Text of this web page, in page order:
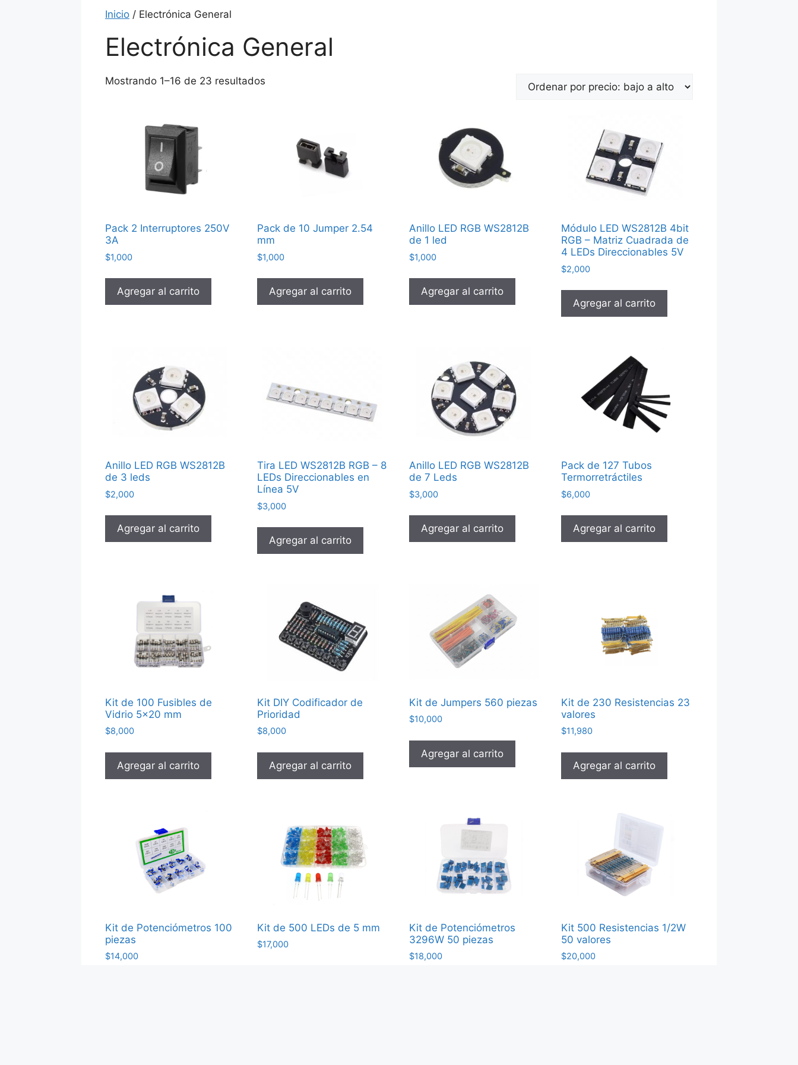
Inicio / Electrónica General
Electrónica General
Mostrando 1–16 de 23 resultados
Pack 2 Interruptores 250V
3A
$1,000
Agregar al carrito
Pack de 10 Jumper 2.54
mm
$1,000
Agregar al carrito
Anillo LED RGB WS2812B
de 1 led
$1,000
Agregar al carrito
Módulo LED WS2812B 4bit
RGB – Matriz Cuadrada de
4 LEDs Direccionables 5V
$2,000
Agregar al carrito
Anillo LED RGB WS2812B
de 3 leds
$2,000
Agregar al carrito
Tira LED WS2812B RGB – 8
LEDs Direccionables en
Línea 5V
$3,000
Agregar al carrito
Anillo LED RGB WS2812B
de 7 Leds
$3,000
Agregar al carrito
Pack de 127 Tubos
Termorretráctiles
$6,000
Agregar al carrito
Kit de 100 Fusibles de
Vidrio 5×20 mm
$8,000
Agregar al carrito
Kit DIY Codificador de
Prioridad
$8,000
Agregar al carrito
Kit de Jumpers 560 piezas
$10,000
Agregar al carrito
Kit de 230 Resistencias 23
valores
$11,980
Agregar al carrito
Kit de Potenciómetros 100
piezas
$14,000
Kit de 500 LEDs de 5 mm
$17,000
Kit de Potenciómetros
3296W 50 piezas
$18,000
Kit 500 Resistencias 1/2W
50 valores
$20,000